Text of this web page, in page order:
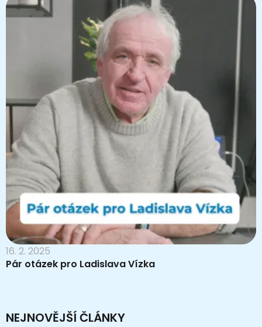
16. 2. 2025
Pár otázek pro Ladislava Vízka
NEJNOVĚJŠÍ ČLÁNKY